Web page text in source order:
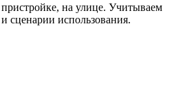
на улице. Учитываем
сценарии использования.